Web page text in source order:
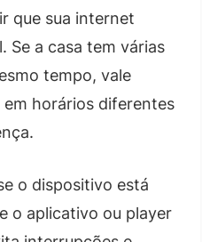
que sua internet
Se a casa tem várias
tempo, vale
horários diferentes
o dispositivo está
o aplicativo ou player